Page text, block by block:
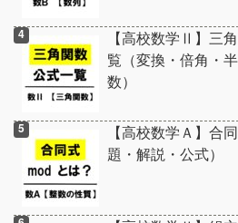
【高校数学Ⅱ】三
覧（変換・倍角・
数）
【高校数学Ａ】合
題・解説・公式）